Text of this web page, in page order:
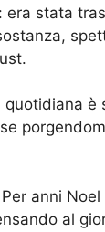
era stata
quotidiana è
anni
al